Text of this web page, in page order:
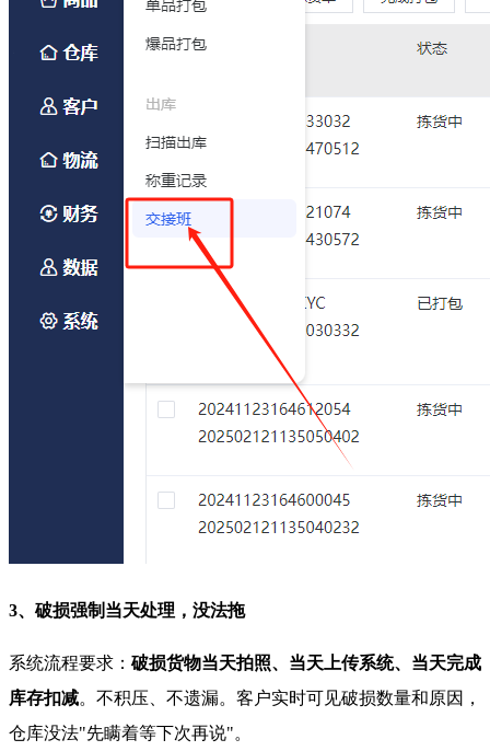
3、破损强制当天处理，没法拖
系统流程要求： 破损货物当天拍照、当天上传系统、当天完成
库存扣减。不积压、不遗漏。客户实时可见破损数量和原因，
仓库没法"先瞒着等下次再说"。